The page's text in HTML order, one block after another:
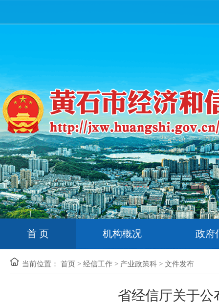
首 页 机构概况 政府
当前位置： 首页 > 经信工作 > 产业政策科 > 文件发布
省经信厅关于公